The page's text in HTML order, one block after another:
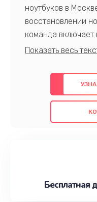
ноутбуков в
восстановлении
команда включает
профессионалов
предлагаем
использованием
также
проведенных
наилучшим
Бесплатная